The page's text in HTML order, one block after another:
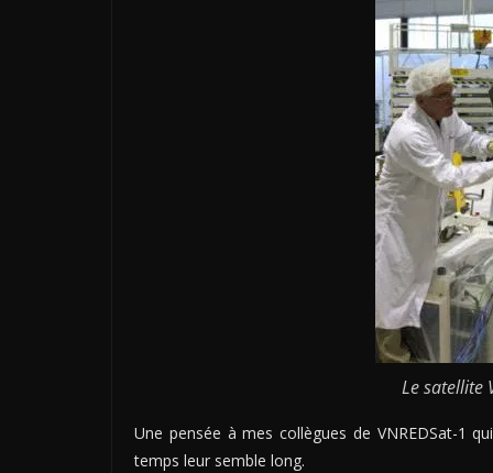
Le satellite
Une pensée à mes collègues de VNREDSat-1
temps leur semble long.